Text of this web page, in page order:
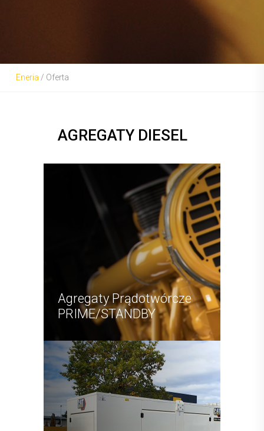
Eneria / Oferta
AGREGATY DIESEL
Agregaty Prądotwórcze
PRIME/STANDBY